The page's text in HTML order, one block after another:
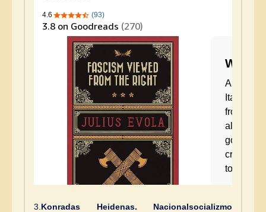
3. Konradas Heidenas. Nacionalsocializmo